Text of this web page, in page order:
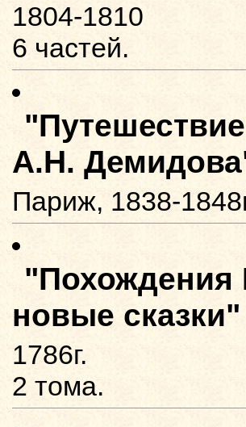
1804-1810
6 частей.
А.Н.
Париж, 1838-
"Похождения
новые сказки"
1786г.
2 тома.